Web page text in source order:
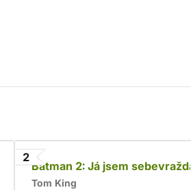
2
Batman 2: Já jsem sebevražda
Tom King